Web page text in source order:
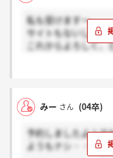
私も受けますー。
サイトもないし、あ
これからよろしく、
みー さん (04卒)
予約しましたよ！で
ようもナシ・・・